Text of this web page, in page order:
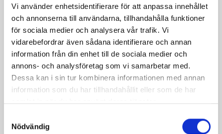
Vi använder enhetsidentifierare för att anpassa innehållet
och annonserna till användarna, tillhandahålla funktioner
för sociala medier och analysera vår trafik. Vi
vidarebefordrar även sådana identifierare och annan
information från din enhet till de sociala medier och
annons- och analysföretag som vi samarbetar med.
Dessa kan i sin tur kombinera informationen med annan
information som du har tillhandahållit eller som de har
samlat in när du har använt deras tjänster.
Nödvändig
Bästa chokladtårtan